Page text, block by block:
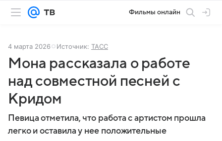
Фильмы онлайн
4 марта 2026 Источник: ТАСС
Мона рассказала о работе
над совместной песней с
Кридом
Певица отметила, что работа с артистом прошла
легко и оставила у нее положительные